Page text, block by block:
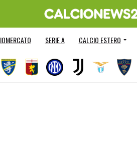
SERIE A CALCIO ESTERO